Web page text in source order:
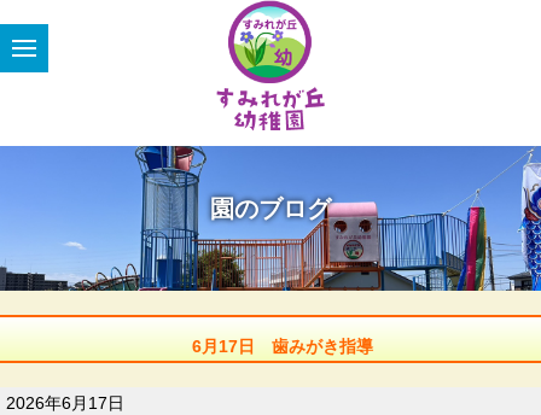
園のブログ
6月17日 歯みがき指導
2026年6月17日